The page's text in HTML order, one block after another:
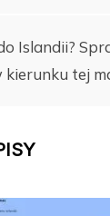
Islandii?
kierunku tej